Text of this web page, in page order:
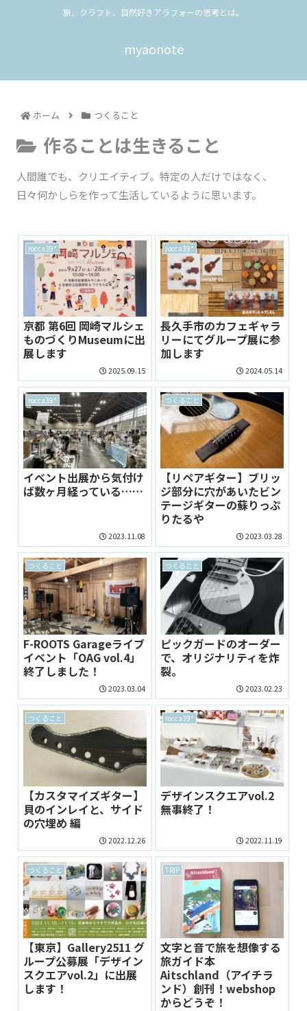
旅、クラフト、自然好きアラフォーの思考とは。
myaonote
ホーム つくること
作ることは生きること
人間誰でも、クリエイティブ。特定の人だけではなく、
日々何かしらを作って生活しているように思います。
rocca39*
京都 第6回 岡崎マルシェ
ものづくりMuseumに出
展します
2025.09.15
rocca39*
長久手市のカフェギャラ
リーにてグループ展に参
加します
2024.05.14
rocca39*
イベント出展から気付け
ば数ヶ月経っている……
2023.11.08
つくること
【リペアギター】ブリッ
ジ部分に穴があいたビン
テージギターの蘇りっぷ
りたるや
2023.03.28
つくること
F-ROOTS Garageライブ
イベント「OAG vol.4」
終了しました！
2023.03.04
つくること
ピックガードのオーダー
で、オリジナリティを炸
裂。
2023.02.23
つくること
【カスタマイズギター】
貝のインレイと、サイド
の穴埋め 編
2022.12.26
rocca39*
デザインスクエアvol.2
無事終了！
2022.11.19
つくること
【東京】Gallery2511 グ
ループ公募展「デザイン
スクエアvol.2」に出展
します！
TRIP
文字と音で旅を想像する
旅ガイド本
Aitschland（アイチラ
ンド）創刊！webshop
からどうぞ！